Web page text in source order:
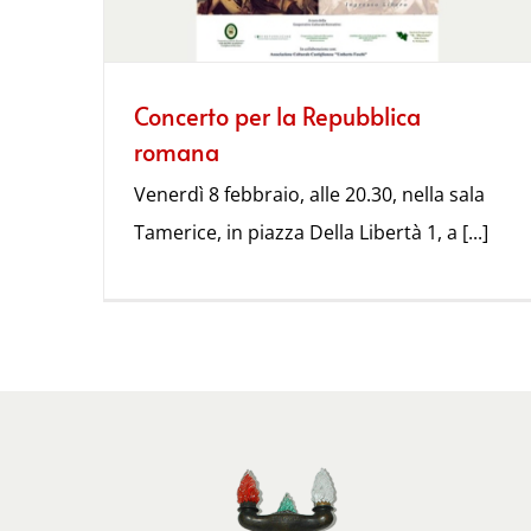
Concerto per la Repubblica
romana
Venerdì 8 febbraio, alle 20.30, nella sala
Tamerice, in piazza Della Libertà 1, a [...]